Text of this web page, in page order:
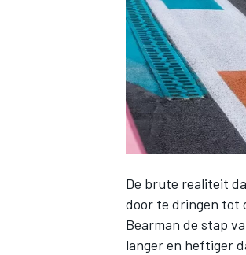
INDYCAR
WEC
De brute realiteit
door te dringen tot
Bearman de stap
langer en heftiger